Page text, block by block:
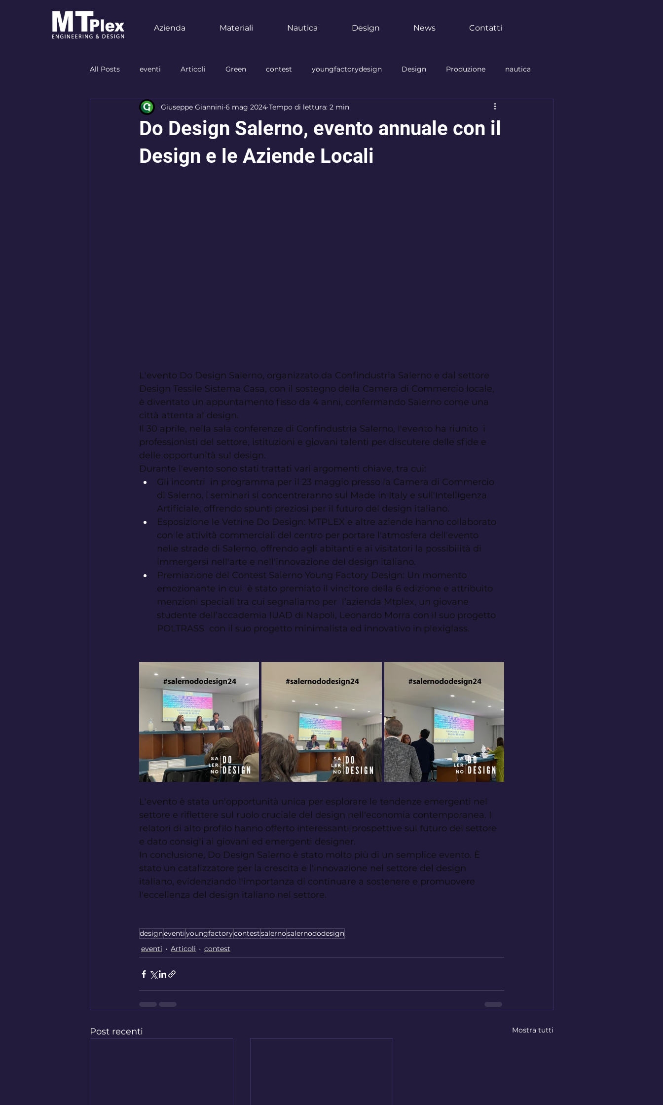
Azienda Materiali Nautica Design News Contatti
All Posts eventi Articoli Green contest youngfactorydesign Design Produzione nautica
allestimento food Negozi Brand Personalizzazione parabrezza
materiali istruzione museo industria sicurezza
Do Design Salerno, evento annuale con il
Design e le Aziende Locali
Giuseppe Giannini 6 mag 2024 Tempo di lettura: 2 min
L'evento Do Design Salerno, organizzato da Confindustria Salerno e dal settore
Design Tessile Sistema Casa, con il sostegno della Camera di Commercio locale,
è diventato un appuntamento fisso da 4 anni, confermando Salerno come una
città attenta al design.
Il 30 aprile, nella sala conferenze di Confindustria Salerno, l'evento ha riunito  i
professionisti del settore, istituzioni e giovani talenti per discutere delle sfide e
delle opportunità sul design.
Durante l'evento sono stati trattati vari argomenti chiave, tra cui:
Gli incontri  in programma per il 23 maggio presso la Camera di Commercio
di Salerno, i seminari si concentreranno sul Made in Italy e sull'Intelligenza
Artificiale, offrendo spunti preziosi per il futuro del design italiano.
Esposizione le Vetrine Do Design: MTPLEX e altre aziende hanno collaborato
con le attività commerciali del centro per portare l'atmosfera dell'evento
nelle strade di Salerno, offrendo agli abitanti e ai visitatori la possibilità di
immergersi nell'arte e nell'innovazione del design italiano.
Premiazione del Contest Salerno Young Factory Design: Un momento
emozionante in cui  è stato premiato il vincitore della 6 edizione e attribuito
menzioni speciali tra cui segnaliamo per  l’azienda Mtplex, un giovane
studente dell’accademia IUAD di Napoli, Leonardo Morra con il suo progetto
POLTRASS  con il suo progetto minimalista ed innovativo in plexiglass.
L'evento è stata un'opportunità unica per esplorare le tendenze emergenti nel
settore e riflettere sul ruolo cruciale del design nell'economia contemporanea. I
relatori di alto profilo hanno offerto interessanti prospettive sul futuro del settore
e dato consigli ai giovani ed emergenti designer.
In conclusione, Do Design Salerno è stato molto più di un semplice evento. È
stato un catalizzatore per la crescita e l'innovazione nel settore del design
italiano, evidenziando l'importanza di continuare a sostenere e promuovere
l'eccellenza del design italiano nel settore.
designeventiyoungfactorycontestsalernosalernododesign
eventi
Articoli contest
Post recenti Mostra tutti